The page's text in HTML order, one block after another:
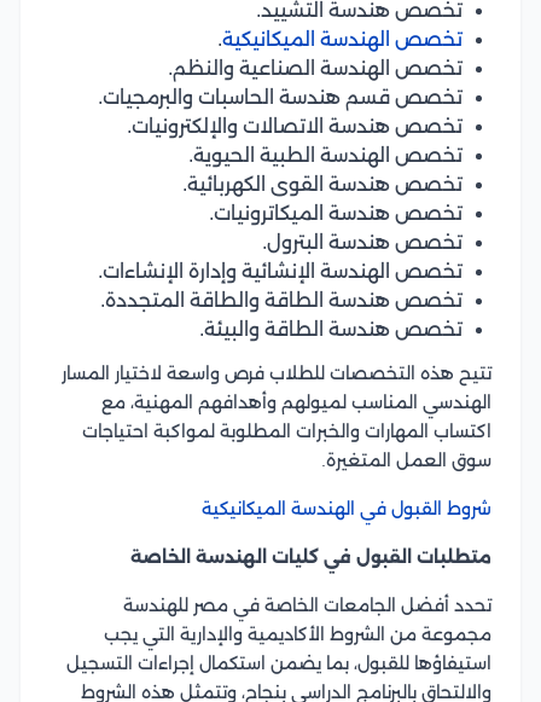
تخصص هندسة التشييد.
تخصص الهندسة الميكانيكية.
تخصص الهندسة الصناعية والنظم.
تخصص قسم هندسة الحاسبات والبرمجيات.
تخصص هندسة الاتصالات والإلكترونيات.
تخصص الهندسة الطبية الحيوية.
تخصص هندسة القوى الكهربائية.
تخصص هندسة الميكاترونيات.
تخصص هندسة البترول.
تخصص الهندسة الإنشائية وإدارة الإنشاءات.
تخصص هندسة الطاقة والطاقة المتجددة.
تخصص هندسة الطاقة والبيئة.
تتيح هذه التخصصات للطلاب فرص واسعة لاختيار المسار
الهندسي المناسب لميولهم وأهدافهم المهنية، مع
اكتساب المهارات والخبرات المطلوبة لمواكبة احتياجات
سوق العمل المتغيرة.
شروط القبول في الهندسة الميكانيكية
متطلبات القبول في كليات الهندسة الخاصة
تحدد أفضل الجامعات الخاصة في مصر للهندسة
مجموعة من الشروط الأكاديمية والإدارية التي يجب
استيفاؤها للقبول، بما يضمن استكمال إجراءات التسجيل
والالتحاق بالبرنامج الدراسي بنجاح، وتتمثل هذه الشروط